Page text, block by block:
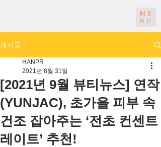
ME
NU
게시물
[2021년 9월 뷰티뉴스] 연작
(YUNJAC), 초가을 피부 속
건조 잡아주는 ‘전초 컨센트
레이트’ 추천!
HANPR
2021년 8월 31일